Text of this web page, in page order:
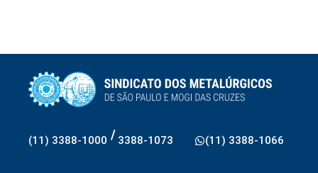
(11) 3388-1000 / 3388-1073 (11) 3388-1066